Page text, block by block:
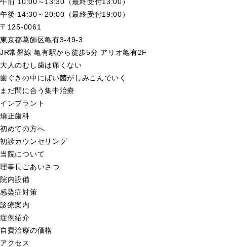
午後 14:30～20:00（最終受付19:00）
〒125-0061
東京都葛飾区亀有3-49-3
JR常磐線 亀有駅から徒歩5分 アリオ亀有2F
大人のむし歯は痛くない
歯ぐきの中にばい菌がしみこんでいく
まだ間に合う集中治療
インプラント
矯正歯科
初めての方へ
初診カウンセリング
当院について
理事長ごあいさつ
院内設備
感染症対策
診療案内
症例紹介
自費治療の価格
アクセス